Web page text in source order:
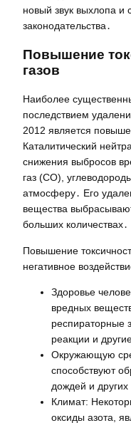
новый звук выхлопа и
законодательства․
Повышение
газов
Наиболее
последствием
2012 является
Каталитический
снижения выбросов
газ (CO),
атмосферу․ Его
вещества
больших количествах․
Повышение
негативное
Здоровье
вредных
респираторные
реакции и
Окружающую
способствуют
дождей и других
Климат:
оксиды азота,